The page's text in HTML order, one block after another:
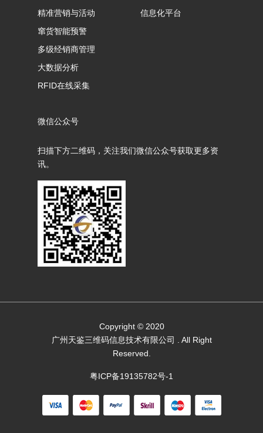
精准营销与活动
窜货智能预警
多级经销商管理
大数据分析
RFID在线采集
信息化平台
微信公众号
扫描下方二维码，关注我们微信公众号获取更多资
讯。
Copyright © 2020
广州天鉴三维码信息技术有限公司 . All Right
Reserved.
粤ICP备19135782号-1